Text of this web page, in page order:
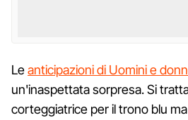
Leanticipazioni di Uomini e
un'inaspettata sorpresa. Si
corteggiatrice per il trono blu